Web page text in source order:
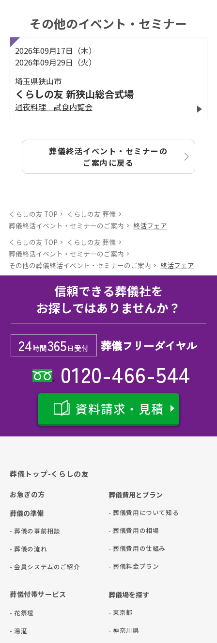
その他のイベント・セミナー
2026年09月17日（木）
2026年09月29日（火）
埼玉県狭山市
くらしの友 新狭山総合式場
通夜料理 試食内覧会
葬儀終活イベント・セミナーの
ご案内に戻る
くらしの友 TOP
くらしの友 葬儀
葬儀終活イベント・セミナーのご案内
終活フェア
くらしの友 TOP
くらしの友 葬儀
葬儀終活イベント・セミナーのご案内
その他の葬儀終活イベント・セミナーのご案内
終活フェア
信頼できる葬儀社を
お探しではありませんか？
24時間365日受付 葬儀フリーダイヤル
0120-466-544
資料請求・見積
葬儀トップ-くらしの友
お急ぎの方
葬儀の準備
- 葬儀の事前相談
- 葬儀の流れ
- 会員システムのご紹介
葬儀費用とプラン
- 葬儀費用について知る
- 葬儀費用の相場
- 葬儀費用の仕組み
- 葬儀料金プラン
葬儀付帯サービス
- 花祭壇
- 湯灌
葬儀場を探す
- 東京都
- 神奈川県